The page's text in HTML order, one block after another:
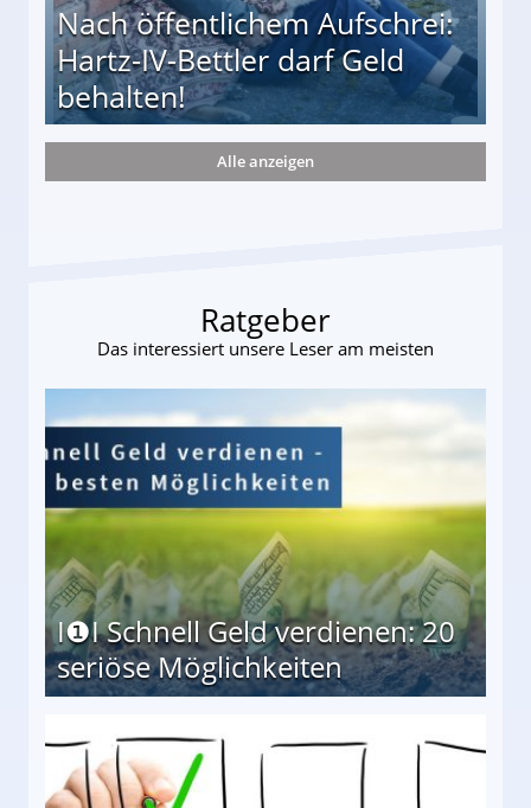
Nach öffentlichem Aufschrei:
Hartz-IV-Bettler darf Geld
behalten!
darf Geld behalten!
Alle anzeigen
Ratgeber
Das interessiert unsere Leser am meisten
I❶I Schnell Geld verdienen: 20
seriöse Möglichkeiten